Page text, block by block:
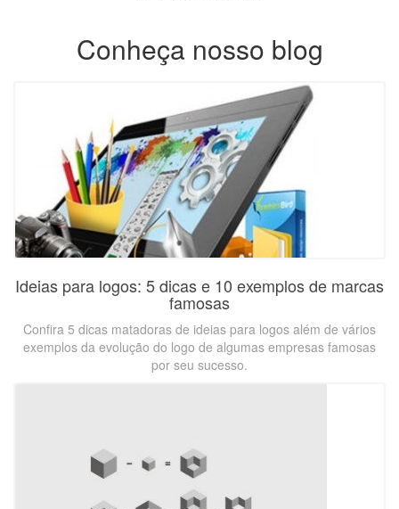
Conheça nosso blog
Ideias para logos: 5 dicas e 10 exemplos de marcas
famosas
Confira 5 dicas matadoras de ideias para logos além de vários
exemplos da evolução do logo de algumas empresas famosas
por seu sucesso.